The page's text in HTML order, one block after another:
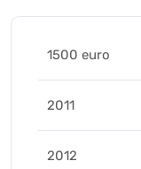
1500 euro
2011
2012